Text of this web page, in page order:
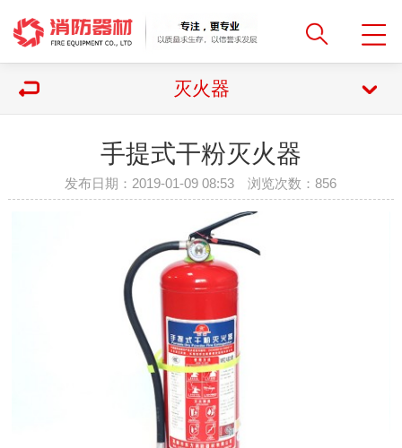
灭火器
手提式干粉灭火器
发布日期：2019-01-09 08:53 浏览次数：856